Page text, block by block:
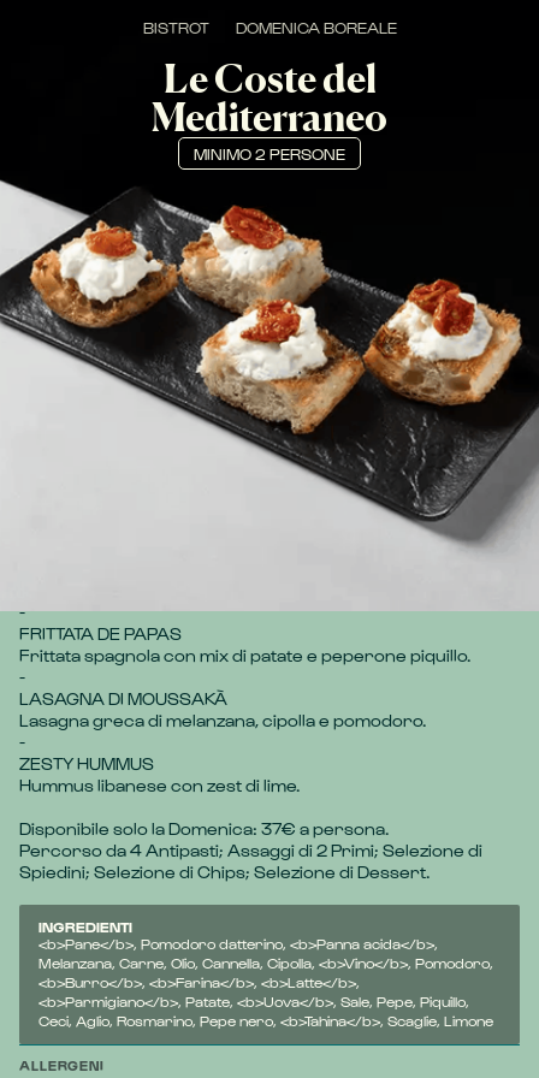
BISTROT DOMENICA BOREALE
Le Coste del
Mediterraneo
MINIMO 2 PERSONE
-
FRITTATA DE PAPAS
Frittata spagnola con mix di patate e peperone piquillo.
-
LASAGNA DI MOUSSAKÀ
Lasagna greca di melanzana, cipolla e pomodoro.
-
ZESTY HUMMUS
Hummus libanese con zest di lime.
Disponibile solo la Domenica: 37€ a persona.
Percorso da 4 Antipasti; Assaggi di 2 Primi; Selezione di
Spiedini; Selezione di Chips; Selezione di Dessert.
INGREDIENTI
<b>Pane</b>, Pomodoro datterino, <b>Panna acida</b>,
Melanzana, Carne, Olio, Cannella, Cipolla, <b>Vino</b>, Pomodoro,
<b>Burro</b>, <b>Farina</b>, <b>Latte</b>,
<b>Parmigiano</b>, Patate, <b>Uova</b>, Sale, Pepe, Piquillo,
Ceci, Aglio, Rosmarino, Pepe nero, <b>Tahina</b>, Scaglie, Limone
ALLERGENI